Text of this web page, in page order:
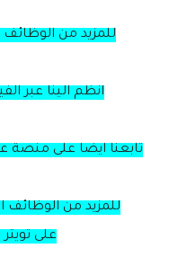
للمزيد من
انظم الينا عبر
تابعنا ايضا على منصة
للمزيد من الوظائف
على تويتر